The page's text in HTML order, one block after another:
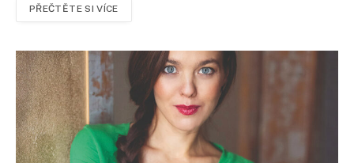
PŘEČTĚTE SI VÍCE